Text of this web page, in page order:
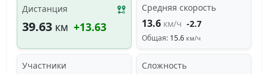
Дистанция
39.63 км +13.63
Средняя скорость
13.6 км/ч -2.7
Общая: 15.6 км/ч
Участники Сложность